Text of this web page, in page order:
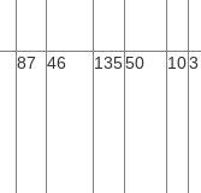
87 46 13550 103